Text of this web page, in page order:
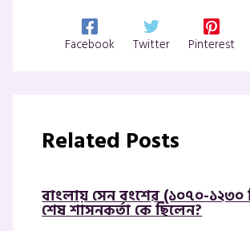
Facebook Twitter Pinterest
Related Posts
বাংলায় সেন বংশের (১০৭০-১২৩০
শেষ শাসনকর্তা কে ছিলেন?